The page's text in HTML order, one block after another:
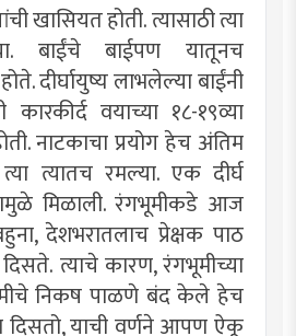
खासियत होती. त्यासाठी त्या
बाईंचे बाईपण यातूनच
दीर्घायुष्य लाभलेल्या बाईंनी
वयाच्या १८-१९व्या
नाटकाचा प्रयोग हेच अंतिम
त्यातच रमल्या. एक दीर्घ
मिळाली. रंगभूमीकडे आज
देशभरातलाच प्रेक्षक पाठ
त्याचे कारण, रंगभूमीच्या
निकष पाळणे बंद केले हेच
याची वर्णने आपण ऐकू